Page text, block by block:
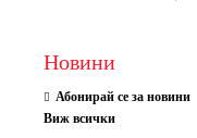
Новини
Абонирай се за новини
Виж всички